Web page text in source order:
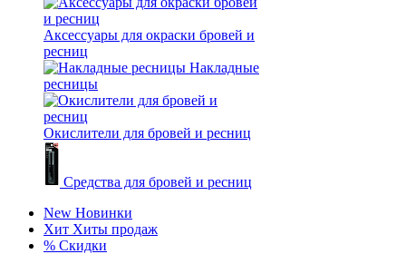
Аксессуары для окраски бровей и
ресниц
Накладные
ресницы
Окислители для бровей и ресниц
Средства для бровей и ресниц
New Новинки
Хит Хиты продаж
% Скидки